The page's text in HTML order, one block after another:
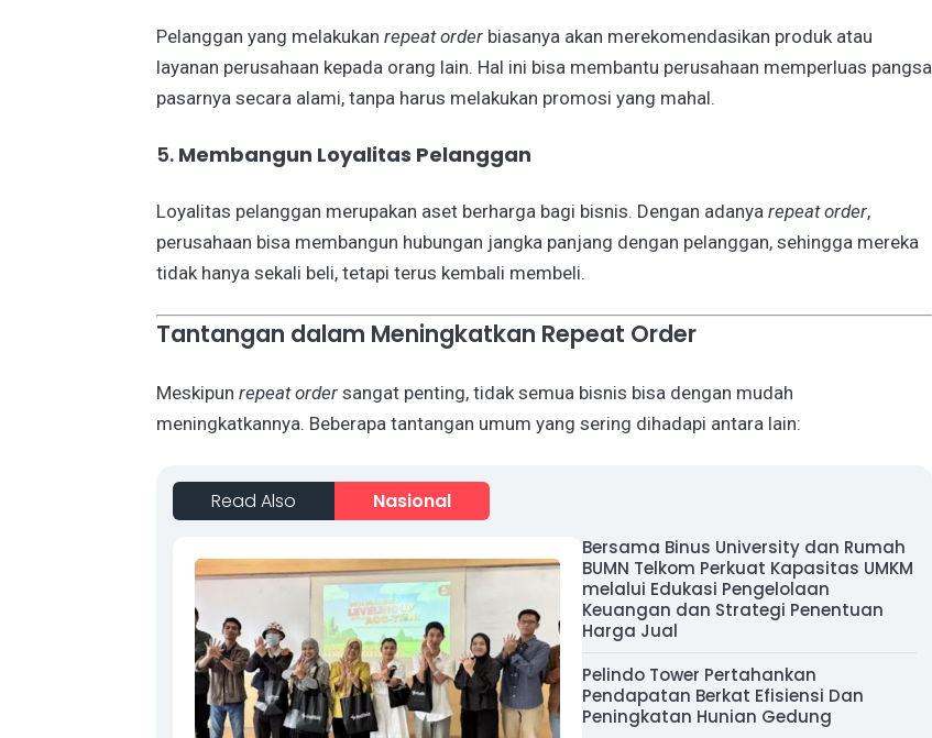
Pelanggan yang melakukan repeat order biasanya akan merekomendasikan produk atau
layanan perusahaan kepada orang lain. Hal ini bisa membantu perusahaan memperluas pangsa
pasarnya secara alami, tanpa harus melakukan promosi yang mahal.
5. Membangun Loyalitas Pelanggan
Loyalitas pelanggan merupakan aset berharga bagi bisnis. Dengan adanya repeat order,
perusahaan bisa membangun hubungan jangka panjang dengan pelanggan, sehingga mereka
tidak hanya sekali beli, tetapi terus kembali membeli.
Tantangan dalam Meningkatkan Repeat Order
Meskipun repeat order sangat penting, tidak semua bisnis bisa dengan mudah
meningkatkannya. Beberapa tantangan umum yang sering dihadapi antara lain:
Read Also Nasional
Bersama Binus University dan Rumah
BUMN Telkom Perkuat Kapasitas UMKM
melalui Edukasi Pengelolaan
Keuangan dan Strategi Penentuan
Harga Jual
Pelindo Tower Pertahankan
Pendapatan Berkat Efisiensi Dan
Peningkatan Hunian Gedung